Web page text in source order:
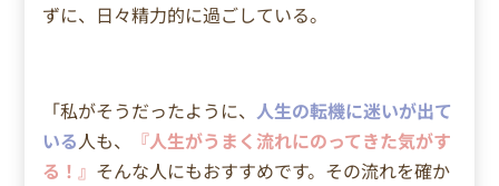
ずに、日々精力的に過ごしている。
「私がそうだったように、人生の転機に迷いが出て
いる人も、
『人生がうまく流れにのってきた気がす
る！』 そんな人にもおすすめです。その流れを確か